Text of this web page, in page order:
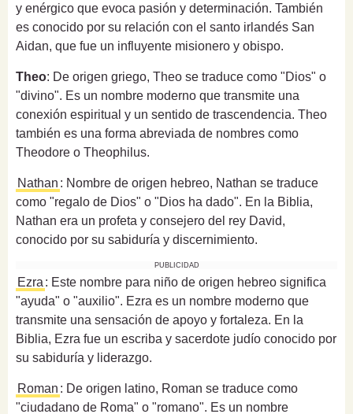
y enérgico que evoca pasión y determinación. También
es conocido por su relación con el santo irlandés San
Aidan, que fue un influyente misionero y obispo.
Theo: De origen griego, Theo se traduce como "Dios" o
"divino". Es un nombre moderno que transmite una
conexión espiritual y un sentido de trascendencia. Theo
también es una forma abreviada de nombres como
Theodore o Theophilus.
Nathan : Nombre de origen hebreo, Nathan se traduce
como "regalo de Dios" o "Dios ha dado". En la Biblia,
Nathan era un profeta y consejero del rey David,
conocido por su sabiduría y discernimiento.
PUBLICIDAD
Ezra : Este nombre para niño de origen hebreo significa
"ayuda" o "auxilio". Ezra es un nombre moderno que
transmite una sensación de apoyo y fortaleza. En la
Biblia, Ezra fue un escriba y sacerdote judío conocido por
su sabiduría y liderazgo.
Roman : De origen latino, Roman se traduce como
"ciudadano de Roma" o "romano". Es un nombre